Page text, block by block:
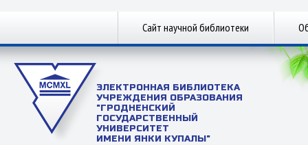
Сайт научной библиотеки
ЭЛЕКТРОННАЯ БИБЛИОТЕКА
УЧРЕЖДЕНИЯ ОБРАЗОВАНИЯ
"ГРОДНЕНСКИЙ
ГОСУДАРСТВЕННЫЙ
УНИВЕРСИТЕТ
ИМЕНИ ЯНКИ КУПАЛЫ"